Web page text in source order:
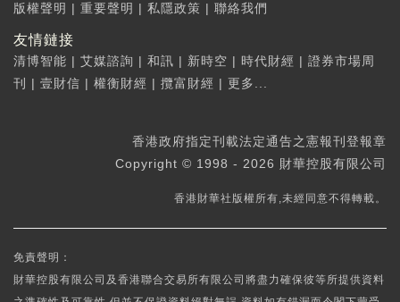
版權聲明 | 重要聲明 | 私隱政策 | 聯絡我們
友情鏈接
清博智能 | 艾媒諮詢 | 和訊 | 新時空 | 時代財經 | 證券市場周
刊
| 壹財信 | 權衡財經 | 攬富財經 | 更多...
香港政府指定刊載法定通告之憲報刊登報章
Copyright © 1998 - 2026 財華控股有限公司
香港財華社版權所有,未經同意不得轉載。
免責聲明：
財華控股有限公司及香港聯合交易所有限公司將盡力確保彼等所提供資料